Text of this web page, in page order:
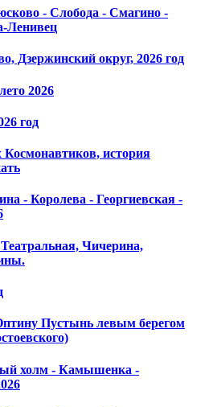
- Слобода - Смагино -
Ленивец
Дзержинский округ, 2026 год
2026
год
история
- Королева - Георгиевская -
Чичерина,
Пустынь левым берегом
холм - Камышенка -